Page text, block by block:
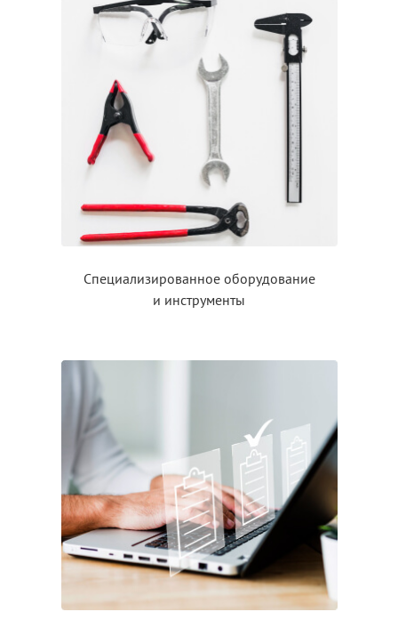
Специализированное оборудование
и инструменты